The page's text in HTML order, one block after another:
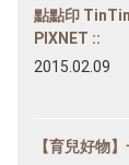
點點印
PIXNET ::
2015.02.09
【育兒好物